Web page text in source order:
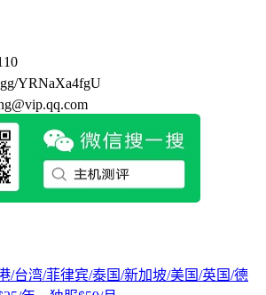
YRNaXa4fgU
/台湾/菲律宾/泰国/新加坡/美国/英国/德